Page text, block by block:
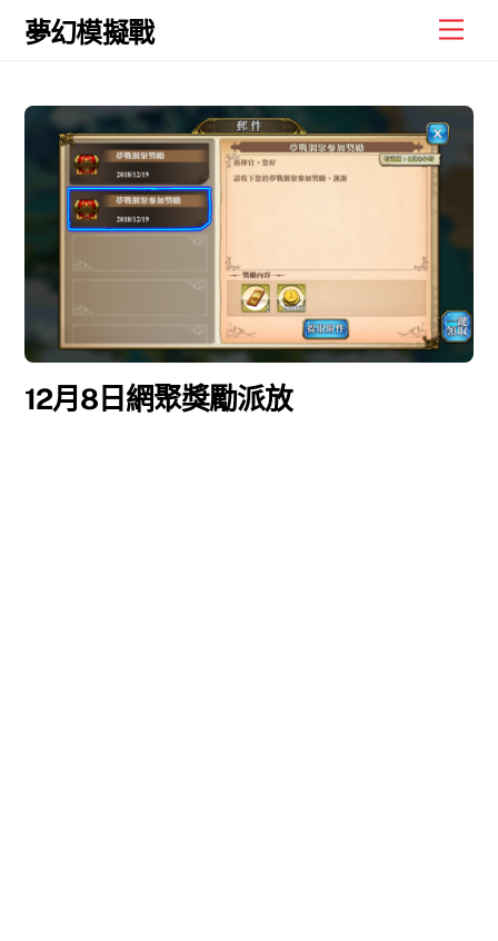
Skip
夢幻模擬戰
12月8日網聚獎勵派放